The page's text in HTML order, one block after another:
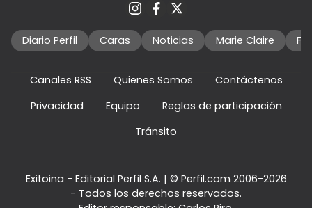
Diario Perfil Caras Noticias Marie Claire
Canales RSS Quienes Somos
Contáctenos
Privacidad
Equipo
Reglas de participación
Tránsito
Exitoina - Editorial Perfil S.A. | © Perfil.com 2006-2026
- Todos los derechos reservados.